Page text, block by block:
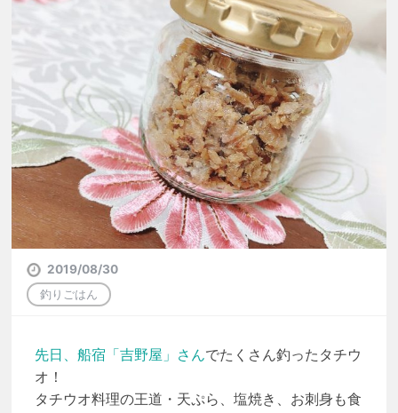
2019/08/30
釣りごはん
先日、船宿「吉野屋」さんでたくさん釣ったタチウ
オ！
タチウオ料理の王道・天ぷら、塩焼き、お刺身も食